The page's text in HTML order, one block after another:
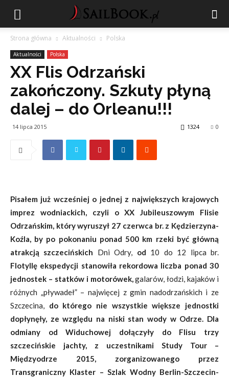
Strona główna Aktualności Polska
Aktualności Polska
XX Flis Odrzański
zakończony. Szkuty płyną
dalej – do Orleanu!!!
14 lipca 2015 0
1324
Pisałem już wcześniej o jednej z największych krajowych
imprez wodniackich, czyli o XX Jubileuszowym Flisie
Odrzańskim, który wyruszył 27 czerwca br. z Kędzierzyna-
Koźla, by po pokonaniu ponad 500 km rzeki być główną
atrakcją szczecińskich Dni Odry, od 10 do 12 lipca br.
Flotyllę ekspedycji stanowiła rekordowa liczba ponad 30
jednostek – statków i motorówek,galarów, łodzi, kajaków i
różnych „pływadeł” – najwięcej z gmin nadodrzańskich i ze
Szczecina, do którego nie wszystkie większe jednostki
dopłynęły, ze względu na niski stan wody w Odrze. Dla
odmiany od Widuchowej dołączyły do Flisu trzy
szczecińskie jachty, z uczestnikami Study Tour –
Międzyodrze 2015, zorganizowanego przez
Transgraniczny Klaster – Szlak Wodny Berlin-Szczecin-